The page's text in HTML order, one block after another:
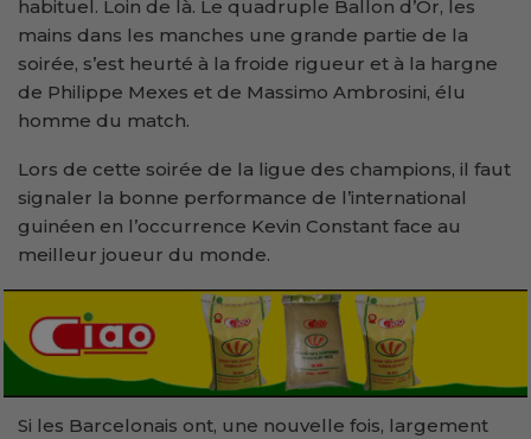
habituel. Loin de là. Le quadruple Ballon d’Or, les
mains dans les manches une grande partie de la
soirée, s’est heurté à la froide rigueur et à la hargne
de Philippe Mexes et de Massimo Ambrosini, élu
homme du match.
Lors de cette soirée de la ligue des champions, il faut
signaler la bonne performance de l’international
guinéen en l’occurrence Kevin Constant face au
meilleur joueur du monde.
Si les Barcelonais ont, une nouvelle fois, largement